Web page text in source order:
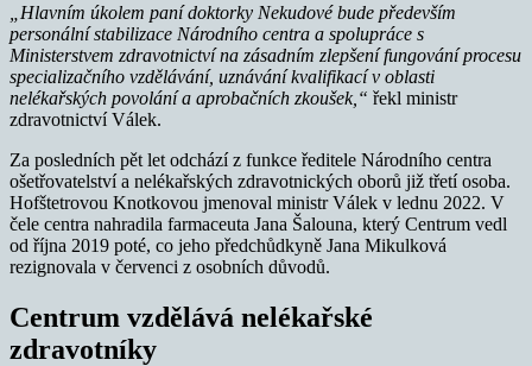
„Hlavním úkolem paní doktorky Nekudové bude především
personální stabilizace Národního centra a spolupráce s
Ministerstvem zdravotnictví na zásadním zlepšení fungování procesu
specializačního vzdělávání, uznávání kvalifikací v oblasti
nelékařských povolání a aprobačních zkoušek,“ řekl ministr
zdravotnictví Válek.
Za posledních pět let odchází z funkce ředitele Národního centra
ošetřovatelství a nelékařských zdravotnických oborů již třetí osoba.
Hofštetrovou Knotkovou jmenoval ministr Válek v lednu 2022. V
čele centra nahradila farmaceuta Jana Šalouna, který Centrum vedl
od října 2019 poté, co jeho předchůdkyně Jana Mikulková
rezignovala v červenci z osobních důvodů.
Centrum vzdělává nelékařské
zdravotníky